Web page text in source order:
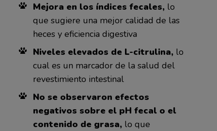
Mejora en los índices fecales, lo
que sugiere una mejor calidad de las
heces y eficiencia digestiva
Niveles elevados de L-citrulina, lo
cual es un marcador de la salud del
revestimiento intestinal
No se observaron efectos
negativos sobre el pH fecal o el
contenido de grasa, lo que